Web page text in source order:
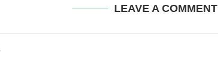
LEAVE A COMMENT